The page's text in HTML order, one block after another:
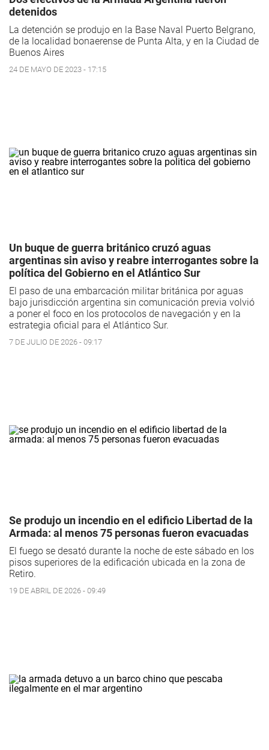
detenidos
La detención se produjo en la Base Naval Puerto Belgrano,
de la localidad bonaerense de Punta Alta, y en la Ciudad de
Buenos Aires
24 DE MAYO DE 2023 - 17:15
Un buque de guerra británico cruzó aguas
argentinas sin aviso y reabre interrogantes sobre la
política del Gobierno en el Atlántico Sur
El paso de una embarcación militar británica por aguas
bajo jurisdicción argentina sin comunicación previa volvió
a poner el foco en los protocolos de navegación y en la
estrategia oficial para el Atlántico Sur.
7 DE JULIO DE 2026 - 09:17
Se produjo un incendio en el edificio Libertad de la
Armada: al menos 75 personas fueron evacuadas
El fuego se desató durante la noche de este sábado en los
pisos superiores de la edificación ubicada en la zona de
Retiro.
19 DE ABRIL DE 2026 - 09:49